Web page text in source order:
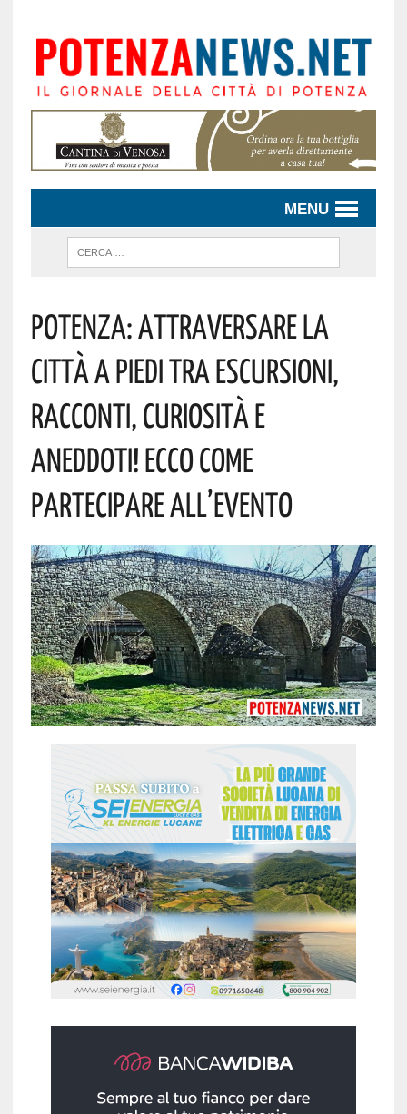
MENU
Potenza: Attraversare La
Città A Piedi Tra Escursioni,
Racconti, Curiosità E
Aneddoti! Ecco Come
Partecipare All’evento